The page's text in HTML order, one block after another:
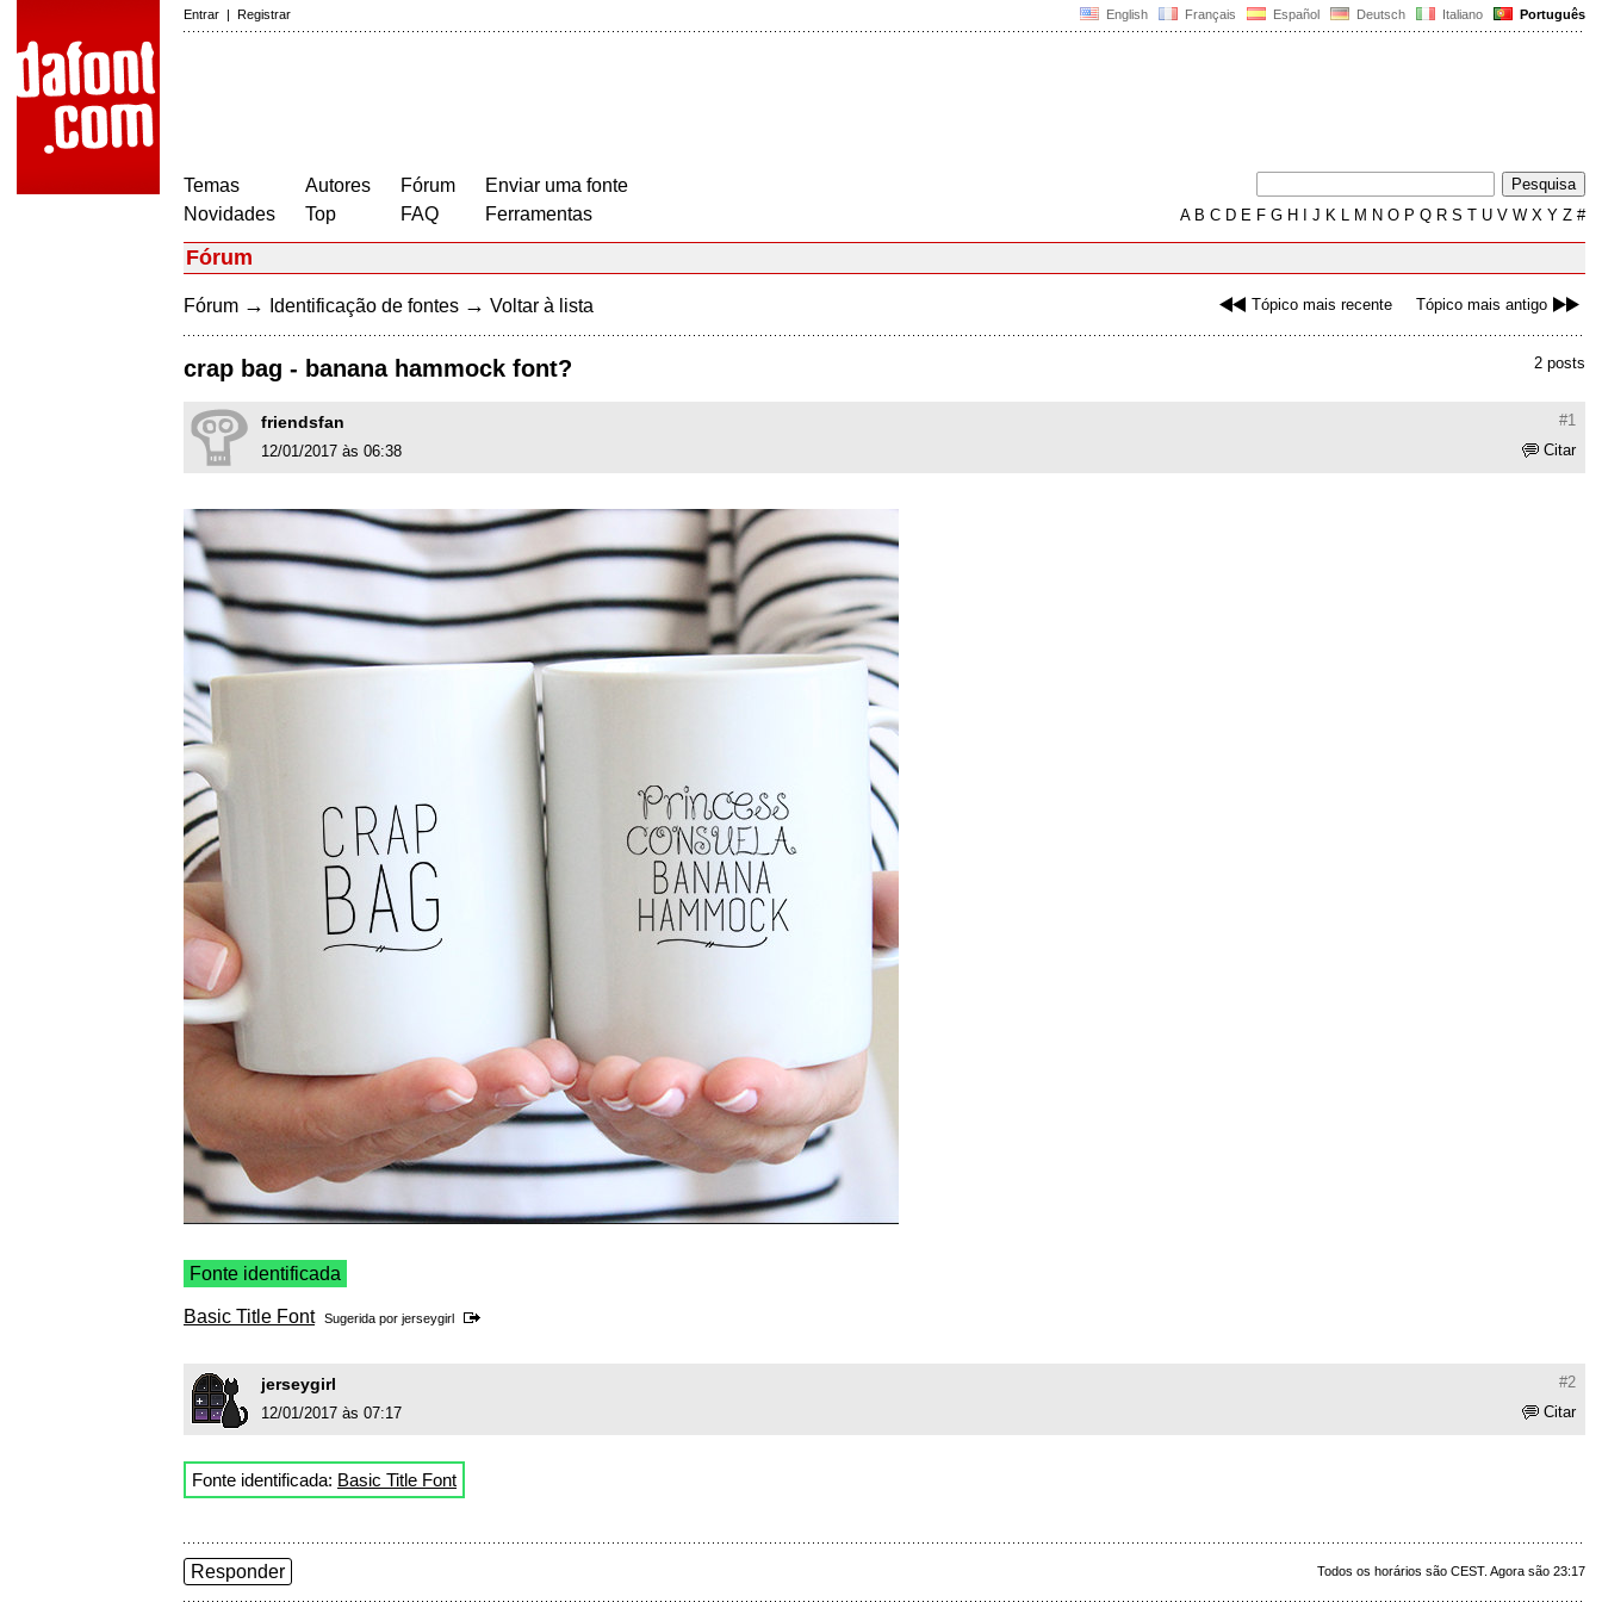
English Français Español Deutsch Italiano Português
Entrar | Registrar
Temas
Novidades
Autores
Top
Fórum
FAQ
Enviar uma fonte
Ferramentas
AB C D E F G H J K L M N O P Q R S T U V W X Y Z #
Fórum
Tópico mais recente Tópico mais antigo
Fórum → Identificação de fontes → Voltar à lista
2 posts
crap bag - banana hammock font?
#1
friendsfan
Citar
12/01/2017 às 06:38
Fonte identificada
Basic Title Font Sugerida por jerseygirl
#2
jerseygirl
Citar
12/01/2017 às 07:17
Fonte identificada: Basic Title Font
Todos os horários são CEST. Agora são 23:17
Responder